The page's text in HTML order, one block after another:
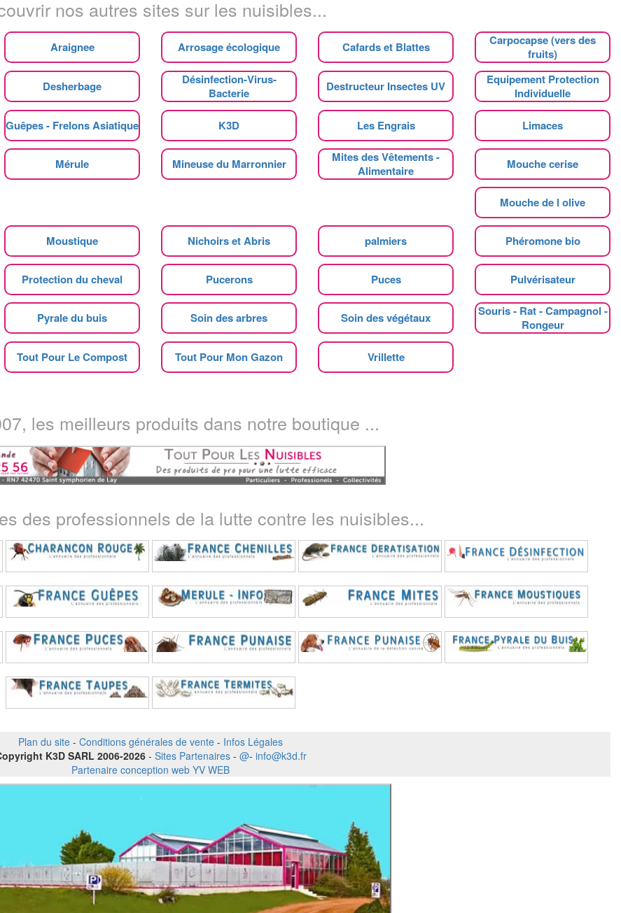
nos autres sites sur les nuisibles...
Araignee Arrosage écologique Cafards et Blattes
Carpocapse (vers des
fruits)
Desherbage
Désinfection-Virus-
Bacterie
Destructeur Insectes UV
Equipement Protection
Individuelle
Guêpes - Frelons Asiatique K3D Les Engrais Limaces
Mérule Mineuse du Marronnier
Mites des Vêtements -
Alimentaire
Mouche cerise
Mouche de l olive
Moustique Nichoirs et Abris palmiers Phéromone bio
Protection du cheval Pucerons Puces Pulvérisateur
Pyrale du buis Soin des arbres Soin des végétaux
Souris - Rat - Campagnol -
Rongeur
Tout Pour Le Compost Tout Pour Mon Gazon Vrillette
les meilleurs produits dans notre boutique ...
des professionnels de la lutte contre les nuisibles...
Plan du site - Conditions générales de vente - Infos Légales
K3D SARL 2006-2026 - Sites Partenaires- @- info@k3d.fr
Partenaire conception web YV WEB